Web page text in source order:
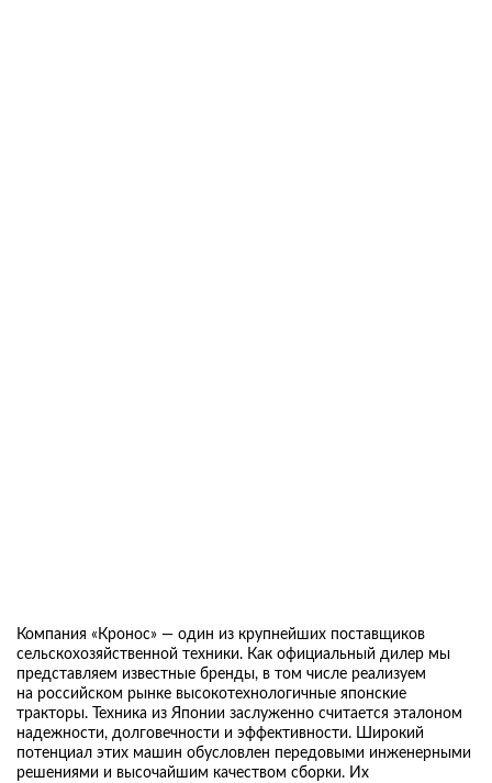
Компания «Кронос» — один из крупнейших поставщиков
сельскохозяйственной техники. Как официальный дилер мы
представляем известные бренды, в том числе реализуем
на российском рынке высокотехнологичные японские
тракторы. Техника из Японии заслуженно считается эталоном
надежности, долговечности и эффективности. Широкий
потенциал этих машин обусловлен передовыми инженерными
решениями и высочайшим качеством сборки. Их